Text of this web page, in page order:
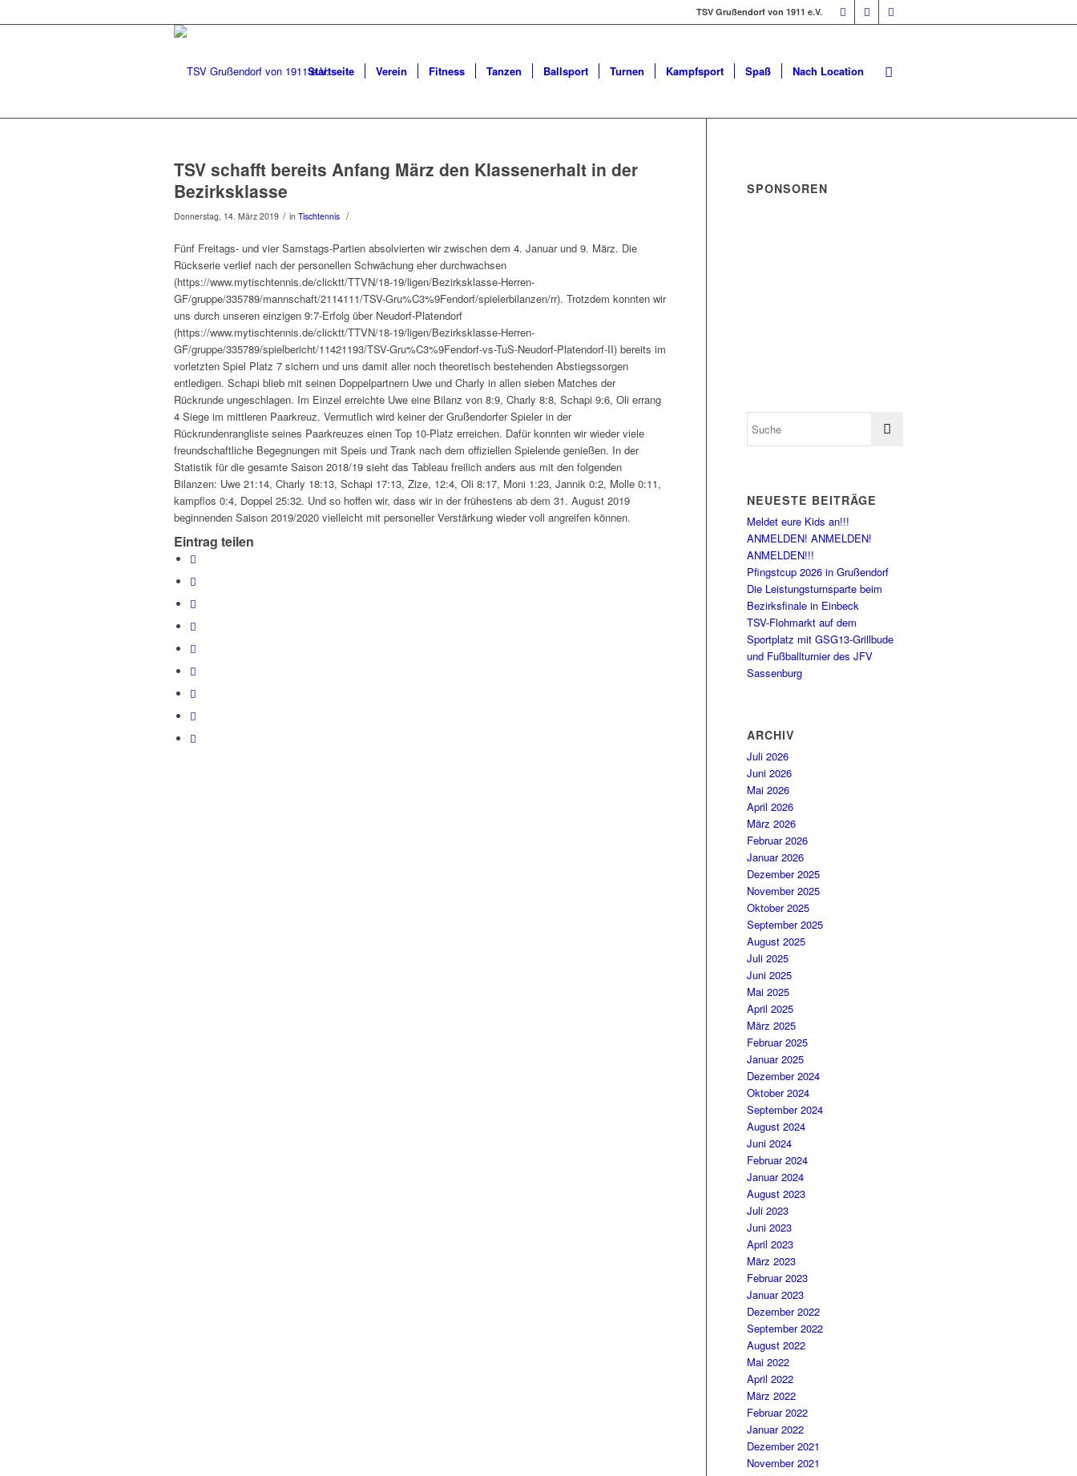
TSV Grußendorf von 1911 e.V.
Startseite Verein Fitness Tanzen Ballsport Turnen Kampfsport Spaß Nach Location
TSV schafft bereits Anfang März den Klassenerhalt in der
Bezirksklasse
Donnerstag, 14. März 2019 / in Tischtennis /
Fünf Freitags- und vier Samstags-Partien absolvierten wir zwischen dem 4. Januar und 9. März. Die
Rückserie verlief nach der personellen Schwächung eher durchwachsen
(https://www.mytischtennis.de/clicktt/TTVN/18-19/ligen/Bezirksklasse-Herren-
GF/gruppe/335789/mannschaft/2114111/TSV-Gru%C3%9Fendorf/spielerbilanzen/rr). Trotzdem konnten wir
uns durch unseren einzigen 9:7-Erfolg über Neudorf-Platendorf
(https://www.mytischtennis.de/clicktt/TTVN/18-19/ligen/Bezirksklasse-Herren-
GF/gruppe/335789/spielbericht/11421193/TSV-Gru%C3%9Fendorf-vs-TuS-Neudorf-Platendorf-II) bereits im
vorletzten Spiel Platz 7 sichern und uns damit aller noch theoretisch bestehenden Abstiegssorgen
entledigen. Schapi blieb mit seinen Doppelpartnern Uwe und Charly in allen sieben Matches der
Rückrunde ungeschlagen. Im Einzel erreichte Uwe eine Bilanz von 8:9, Charly 8:8, Schapi 9:6, Oli errang
4 Siege im mittleren Paarkreuz. Vermutlich wird keiner der Grußendorfer Spieler in der
Rückrundenrangliste seines Paarkreuzes einen Top 10-Platz erreichen. Dafür konnten wir wieder viele
freundschaftliche Begegnungen mit Speis und Trank nach dem offiziellen Spielende genießen. In der
Statistik für die gesamte Saison 2018/19 sieht das Tableau freilich anders aus mit den folgenden
Bilanzen: Uwe 21:14, Charly 18:13, Schapi 17:13, Zize, 12:4, Oli 8:17, Moni 1:23, Jannik 0:2, Molle 0:11,
kampflos 0:4, Doppel 25:32. Und so hoffen wir, dass wir in der frühestens ab dem 31. August 2019
beginnenden Saison 2019/2020 vielleicht mit personeller Verstärkung wieder voll angreifen können.
Eintrag teilen
SPONSOREN
NEUESTE BEITRÄGE
Meldet eure Kids an!!!
ANMELDEN! ANMELDEN!
ANMELDEN!!!
Pfingstcup 2026 in Grußendorf
Die Leistungsturnsparte beim
Bezirksfinale in Einbeck
TSV-Flohmarkt auf dem
Sportplatz mit GSG13-Grillbude
und Fußballturnier des JFV
Sassenburg
ARCHIV
Juli 2026
Juni 2026
Mai 2026
April 2026
März 2026
Februar 2026
Januar 2026
Dezember 2025
November 2025
Oktober 2025
September 2025
August 2025
Juli 2025
Juni 2025
Mai 2025
April 2025
März 2025
Februar 2025
Januar 2025
Dezember 2024
Oktober 2024
September 2024
August 2024
Juni 2024
Februar 2024
Januar 2024
August 2023
Juli 2023
Juni 2023
April 2023
März 2023
Februar 2023
Januar 2023
Dezember 2022
September 2022
August 2022
Mai 2022
April 2022
März 2022
Februar 2022
Januar 2022
Dezember 2021
November 2021